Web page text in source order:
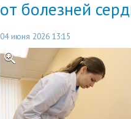
от болезней
04 июня 2026 13:15